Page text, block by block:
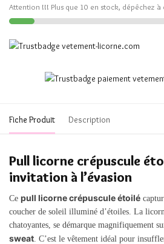
Attention !!! Plus que 10 en stock, dépêchez
Fiche Produit Description
Pull licorne crépuscule
invitation à l’évasion
Ce pull licorne crépuscule étoilé
coucher de soleil illuminé d’étoiles. La
chatoyantes, se démarque magnifiquement
sweat. C’est le vêtement idéal pour